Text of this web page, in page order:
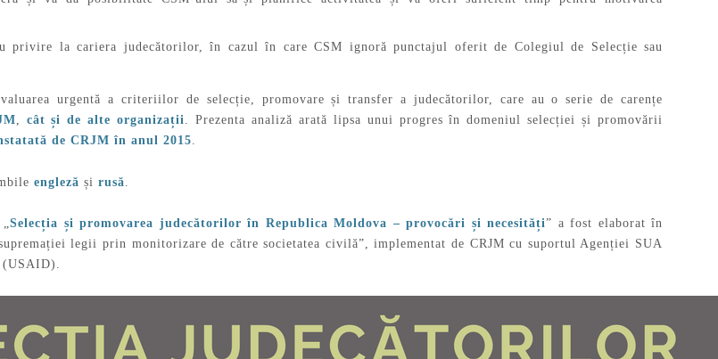
privire la cariera judecătorilor, în cazul în care CSM ignoră punctajul oferit de Colegiul de Selecție sau
urgentă a criteriilor de selecție, promovare și transfer a judecătorilor, care au o serie de carențe
cât și de alte organizații
. Prezenta analiză arată lipsa unui progres în domeniul selecției și promovării
de CRJM în anul 2015
engleză și rusă
Selecția și promovarea judecătorilor în Republica Moldova – provocări și necesități” a fost elaborat în
legii prin monitorizare de către societatea civilă”, implementat de CRJM cu suportul Agenției SUA
(USAID).